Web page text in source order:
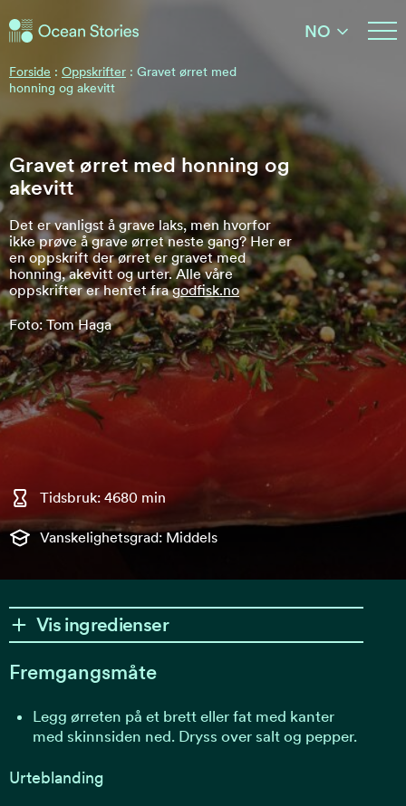
Ocean Stories
NO
Forside : Oppskrifter : Gravet ørret med
honning og akevitt
Gravet ørret med honning og
akevitt
Det er vanligst å grave laks, men hvorfor
ikke prøve å grave ørret neste gang? Her er
en oppskrift der ørret er gravet med
honning, akevitt og urter. Alle våre
oppskrifter er hentet fragodfisk.no
Foto: Tom Haga
Tidsbruk: 4680 min
Vanskelighetsgrad: Middels
Vis ingredienser
Fremgangsmåte
Legg ørreten på et brett eller fat med kanter
med skinnsiden ned. Dryss over salt og pepper.
Urteblanding